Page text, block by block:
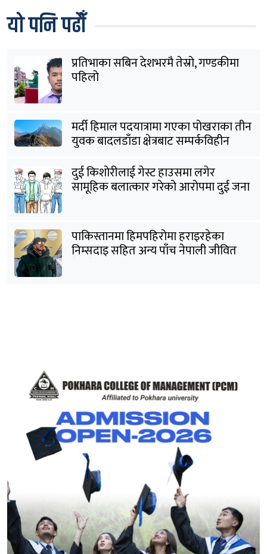
यो पनि पढौँ
प्रतिभाका सबिन देशभरमै तेस्रो, गण्डकीमा
पहिलो
मर्दी हिमाल पदयात्रामा गएका पोखराका तीन
युवक बादलडाँडा क्षेत्रबाट सम्पर्कविहीन
दुई किशोरीलाई गेस्ट हाउसमा लगेर
सामूहिक बलात्कार गरेको आरोपमा दुई जना
पाकिस्तानमा हिमपहिरोमा हराइरहेका
निम्सदाइ सहित अन्य पाँच नेपाली जीवित